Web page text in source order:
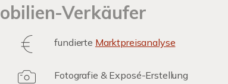
Verkäufer
fundierte Marktpreisanalyse
Fotografie & Exposé-Erstellung